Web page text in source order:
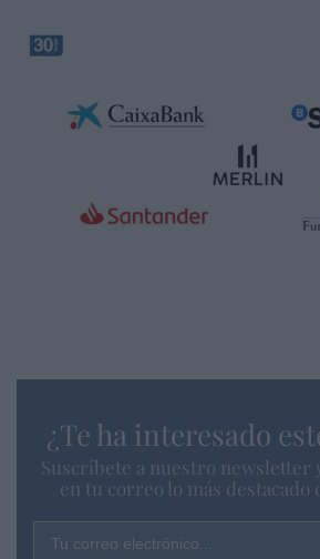
¿Te ha interesado
Suscríbete a nuestro newsletter
en tu correo lo más destacado
Tu correo electrónico...